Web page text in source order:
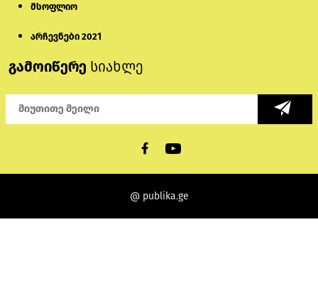
მსოფლიო
არჩევნები 2021
გამოიწერე სიახლე
@ publika.ge